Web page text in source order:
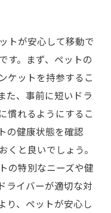
トが安心して移動で
す。まず、ペットの
ケットを持参するこ
た、事前に短いドラ
慣れるようにするこ
の健康状態を確認
くと良いでしょう。
の特別なニーズや健
ライバーが適切な対
り、ペットが安心し